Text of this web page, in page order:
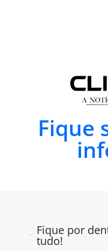
Fique
Fique por
tudo!